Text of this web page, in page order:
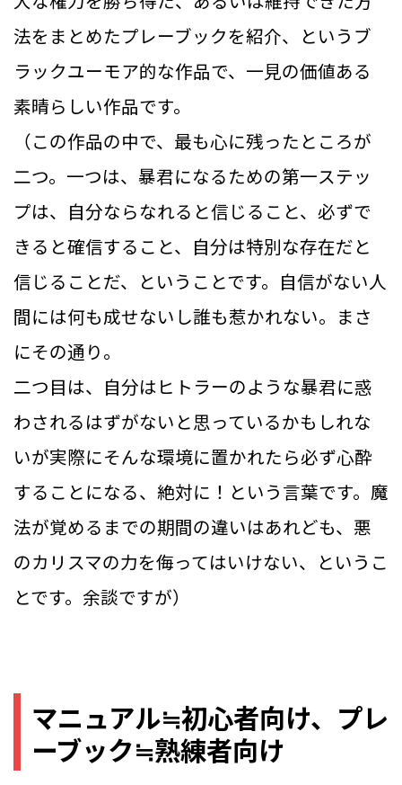
法をまとめたプレーブックを紹介、というブ
ラックユーモア的な作品で、一見の価値ある
素晴らしい作品です。
（この作品の中で、最も心に残ったところが
二つ。一つは、暴君になるための第一ステッ
プは、自分ならなれると信じること、必ずで
きると確信すること、自分は特別な存在だと
信じることだ、ということです。自信がない人
間には何も成せないし誰も惹かれない。まさ
にその通り。
二つ目は、自分はヒトラーのような暴君に惑
わされるはずがないと思っているかもしれな
いが実際にそんな環境に置かれたら必ず心酔
することになる、絶対に！という言葉です。魔
法が覚めるまでの期間の違いはあれども、悪
のカリスマの力を侮ってはいけない、というこ
とです。余談ですが）
マニュアル≒初心者向け、プレ
ーブック≒熟練者向け